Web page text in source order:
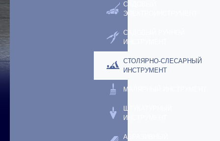
САДОВЫЙ
ЭЛЕКТРОИНСТРУМЕНТ
САДОВЫЙ РУЧНОЙ
ИНСТРУМЕНТ
СТОЛЯРНО-СЛЕСАРНЫЙ
ИНСТРУМЕНТ
МАЛЯРНЫЙ ИНСТРУМЕНТ
ШТУКАТУРНЫЙ
ИНСТРУМЕНТ
АБРАЗИВНЫЙ